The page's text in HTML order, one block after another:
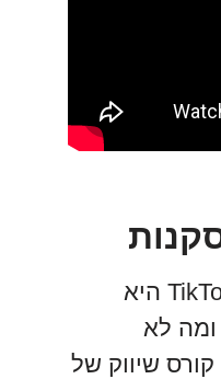
מדידת ההצלחה שלך ב- TikTok היא
ומה לא
שיווק של